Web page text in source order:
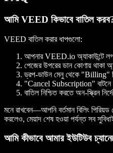
আমি VEED কিভাবে বাতিল
VEED বাতিল করার ধাপগুলো:
আপনার VEED.io অ্যাকাউন্টে
পেজের উপরের ডান কোণায় থাকা
ড্রপ-ডাউন মেনু থেকে "Billing"
"Cancel Subscription"
বাতিল নিশ্চিত করতে অন-স্ক্রিন
মনে রাখবেন—আপনি বর্তমান বিলিং
করলেও, মেয়াদ শেষ হওয়া পর্যন্ত সব
আমি কীভাবে আমার ইউটিউব